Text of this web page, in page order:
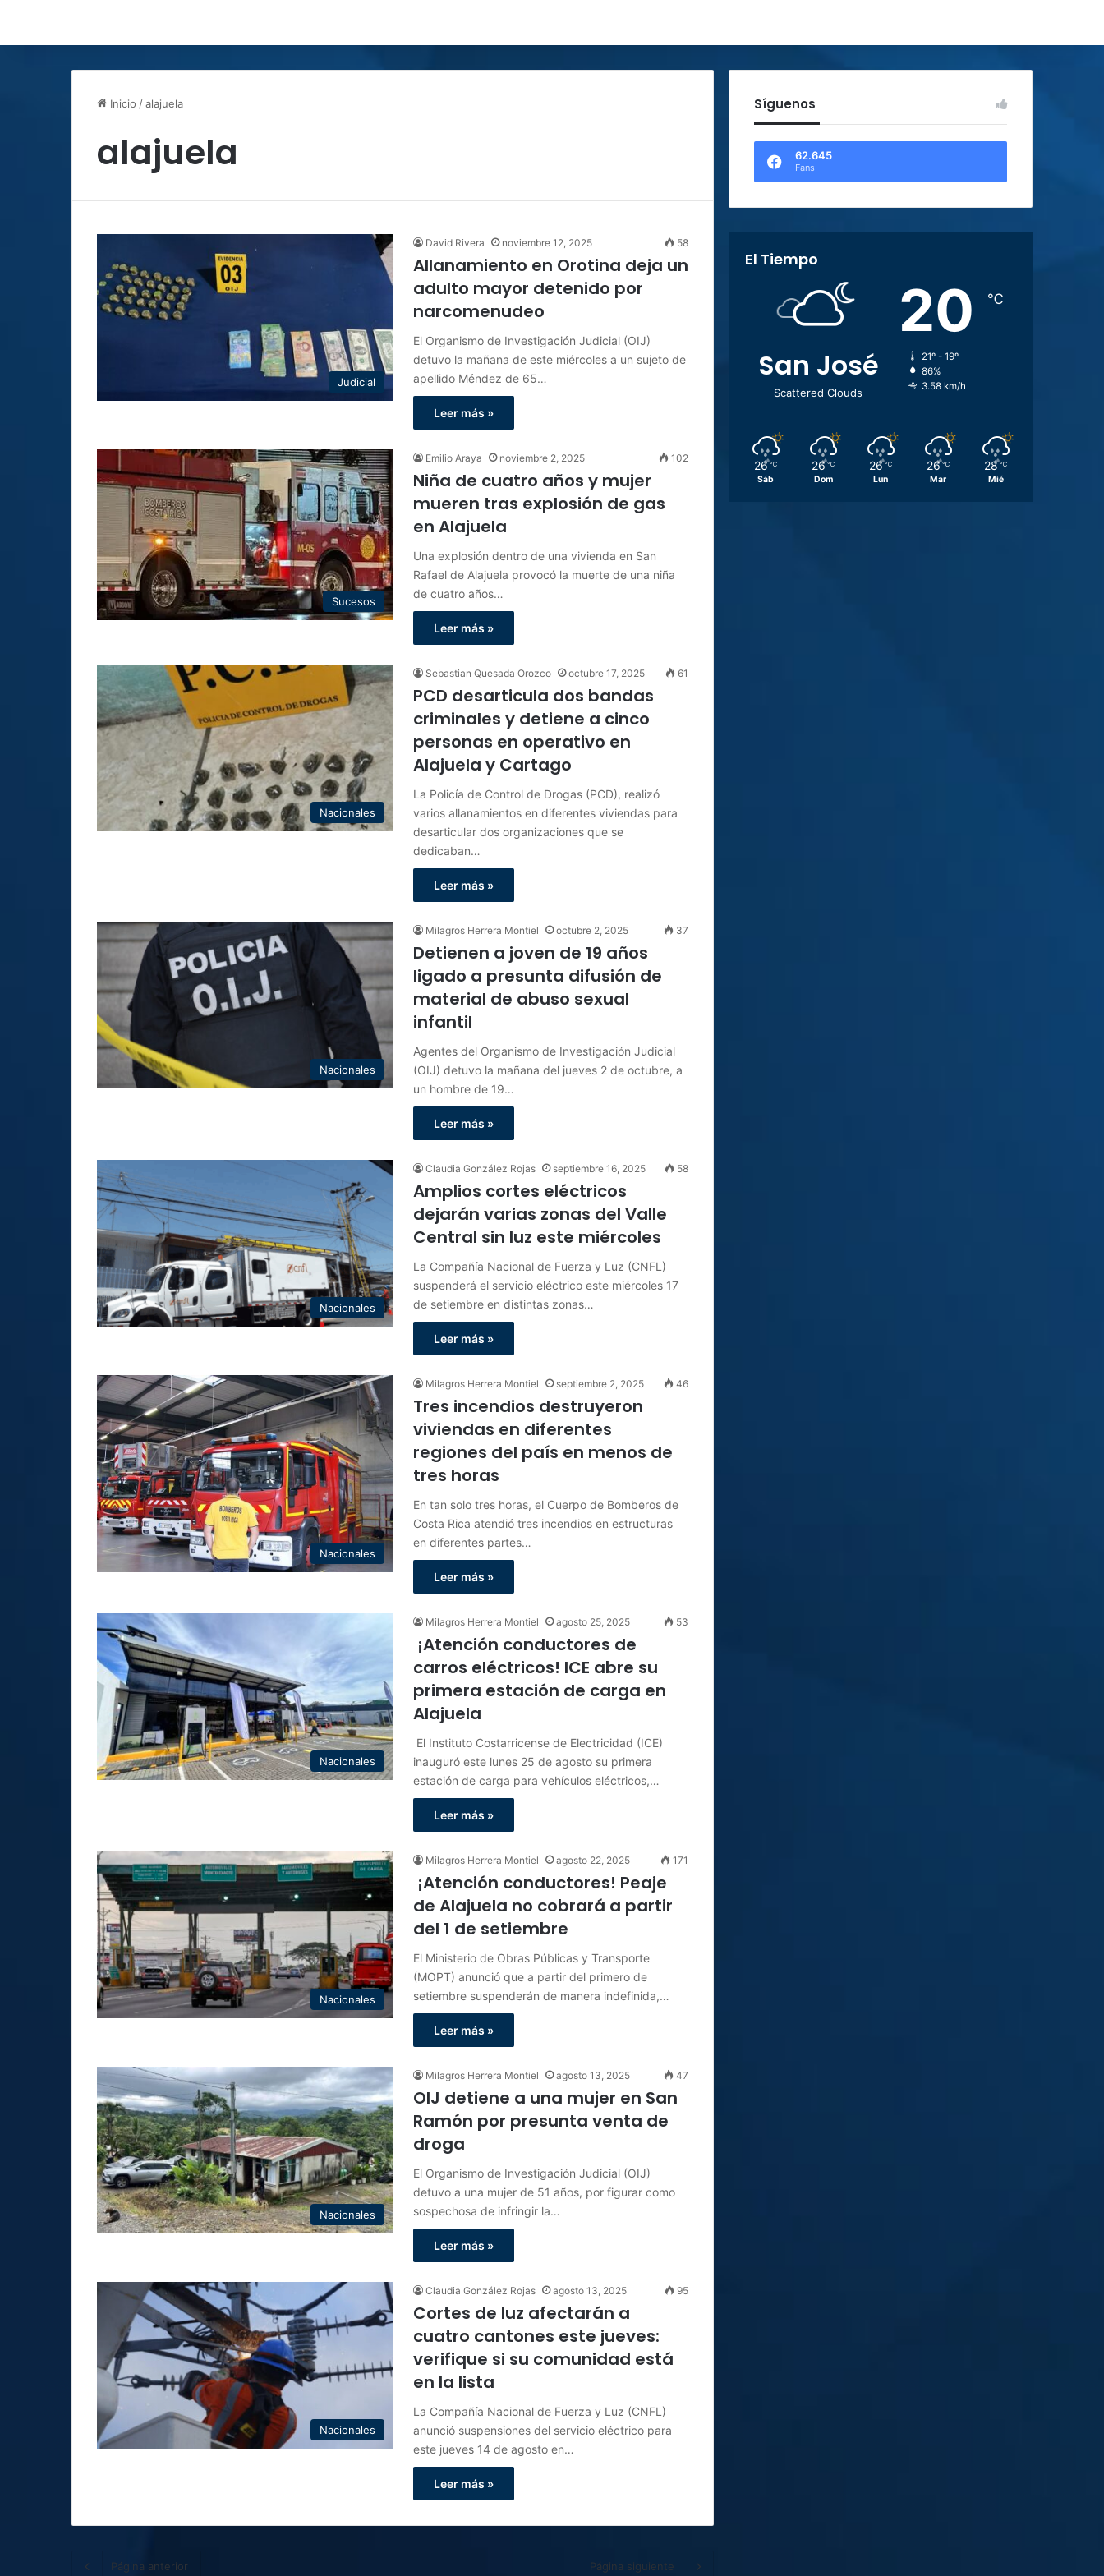
Inicio /alajuela
alajuela
Judicial
David Rivera noviembre 12, 2025 58
Allanamiento en Orotina deja un
adulto mayor detenido por
narcomenudeo
El Organismo de Investigación Judicial (OIJ)
detuvo la mañana de este miércoles a un sujeto de
apellido Méndez de 65…
Leer más »
Sucesos
Emilio Araya noviembre 2, 2025 102
Niña de cuatro años y mujer
mueren tras explosión de gas
en Alajuela
Una explosión dentro de una vivienda en San
Rafael de Alajuela provocó la muerte de una niña
de cuatro años…
Leer más »
Nacionales
Sebastian Quesada Orozco octubre 17, 2025 61
PCD desarticula dos bandas
criminales y detiene a cinco
personas en operativo en
Alajuela y Cartago
La Policía de Control de Drogas (PCD), realizó
varios allanamientos en diferentes viviendas para
desarticular dos organizaciones que se
dedicaban…
Leer más »
Nacionales
Milagros Herrera Montiel octubre 2, 2025 37
Detienen a joven de 19 años
ligado a presunta difusión de
material de abuso sexual
infantil
Agentes del Organismo de Investigación Judicial
(OIJ) detuvo la mañana del jueves 2 de octubre, a
un hombre de 19…
Leer más »
Nacionales
Claudia González Rojas septiembre 16, 2025 58
Amplios cortes eléctricos
dejarán varias zonas del Valle
Central sin luz este miércoles
La Compañía Nacional de Fuerza y Luz (CNFL)
suspenderá el servicio eléctrico este miércoles 17
de setiembre en distintas zonas…
Leer más »
Nacionales
Milagros Herrera Montiel septiembre 2, 2025 46
Tres incendios destruyeron
viviendas en diferentes
regiones del país en menos de
tres horas
En tan solo tres horas, el Cuerpo de Bomberos de
Costa Rica atendió tres incendios en estructuras
en diferentes partes…
Leer más »
Nacionales
Milagros Herrera Montiel agosto 25, 2025 53
¡Atención conductores de
carros eléctricos! ICE abre su
primera estación de carga en
Alajuela
El Instituto Costarricense de Electricidad (ICE)
inauguró este lunes 25 de agosto su primera
estación de carga para vehículos eléctricos,…
Leer más »
Nacionales
Milagros Herrera Montiel agosto 22, 2025 171
¡Atención conductores! Peaje
de Alajuela no cobrará a partir
del 1 de setiembre
El Ministerio de Obras Públicas y Transporte
(MOPT) anunció que a partir del primero de
setiembre suspenderán de manera indefinida,…
Leer más »
Nacionales
Milagros Herrera Montiel agosto 13, 2025 47
OIJ detiene a una mujer en San
Ramón por presunta venta de
droga
El Organismo de Investigación Judicial (OIJ)
detuvo a una mujer de 51 años, por figurar como
sospechosa de infringir la…
Leer más »
Nacionales
Claudia González Rojas agosto 13, 2025 95
Cortes de luz afectarán a
cuatro cantones este jueves:
verifique si su comunidad está
en la lista
La Compañía Nacional de Fuerza y Luz (CNFL)
anunció suspensiones del servicio eléctrico para
este jueves 14 de agosto en…
Leer más »
Página anterior Página siguiente
Síguenos
62.645
Fans
El Tiempo
San José
Scattered Clouds
20 ℃
21º - 19º
86%
3.58 km/h
26 ℃
Sáb
26 ℃
Dom
26 ℃
Lun
26 ℃
Mar
28 ℃
Mié